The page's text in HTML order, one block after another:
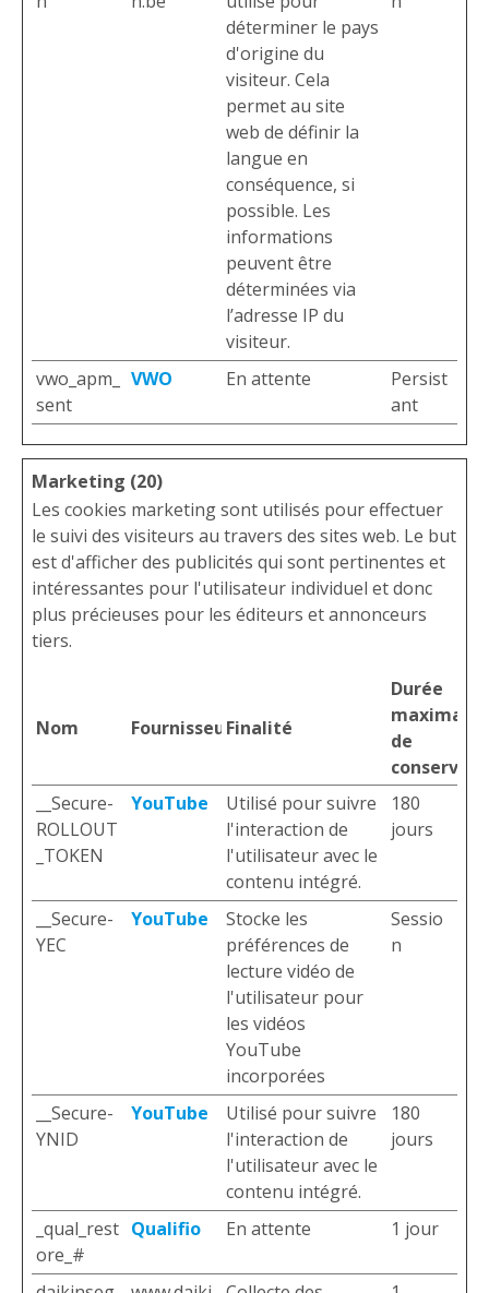
déterminer le pays
d'origine du
visiteur. Cela
permet au site
web de définir la
langue en
conséquence, si
possible. Les
informations
peuvent être
déterminées via
l’adresse IP du
visiteur.
vwo_apm_
sent
VWO En attente
Persist
ant
Marketing (20)
Les cookies marketing sont utilisés pour effectuer
le suivi des visiteurs au travers des sites web. Le but
est d'afficher des publicités qui sont pertinentes et
intéressantes pour l'utilisateur individuel et donc
plus précieuses pour les éditeurs et annonceurs
tiers.
Nom FournisseurFinalité
Durée
maximale
de
__Secure-
ROLLOUT
_TOKEN
YouTube
Utilisé pour suivre
l'interaction de
l'utilisateur avec le
contenu intégré.
180
jours
__Secure-
YEC
YouTube
Stocke les
préférences de
lecture vidéo de
l'utilisateur pour
les vidéos
YouTube
incorporées
Sessio
n
__Secure-
YNID
YouTube
Utilisé pour suivre
l'interaction de
l'utilisateur avec le
contenu intégré.
180
jours
_qual_rest
ore_#
Qualifio En attente 1 jour